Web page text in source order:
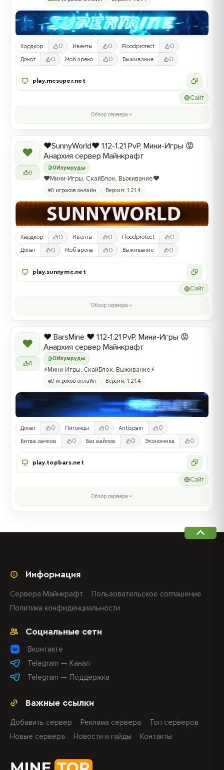
Хардкор 0 Ивенты 0 Floodprotect 0
Донат 0 Моб арена 0 Выживание 0
play.mcsuper.net
Сайт
Обзор сервера
❤
0
0Изумруды
❤️SunnyWorld❤️ 1.12-1.21 PvP, Мини-Игры 😡
Анархия сервер Майнкрафт
❤️Мини-Игры, СкайБлок, Выживание❤️
0 игроков онлайн Версия: 1.21.4
Хардкор 0 Ивенты 0 Floodprotect 0
Донат 0 Моб арена 0 Выживание 0
play.sunnymc.net
Сайт
Обзор сервера
❤
0
0 Изумруды
❤️ BarsMine ❤️ 1.12-1.21 PvP, Мини-Игры 😡
Анархия сервер Майнкрафт
⚡Мини-Игры, СкайБлок, Выживание⚡
0 игроков онлайн Версия: 1.21.4
Донат 0 Питомцы 0 Antispam 0
Битва замков 0 Без вайпов 0 Экономика 0
play.topbars.net
Сайт
Обзор сервера
Важные ссылки
Добавить сервер Реклама сервера
Топ серверов
Новые сервера
Новости и гайды Контакты
Социальные сети
Вконтакте
Telegram — Канал
Telegram — Поддержка
Информация
Сервера Майнкрафт
Пользовательское соглашение
Политика конфиденциальности